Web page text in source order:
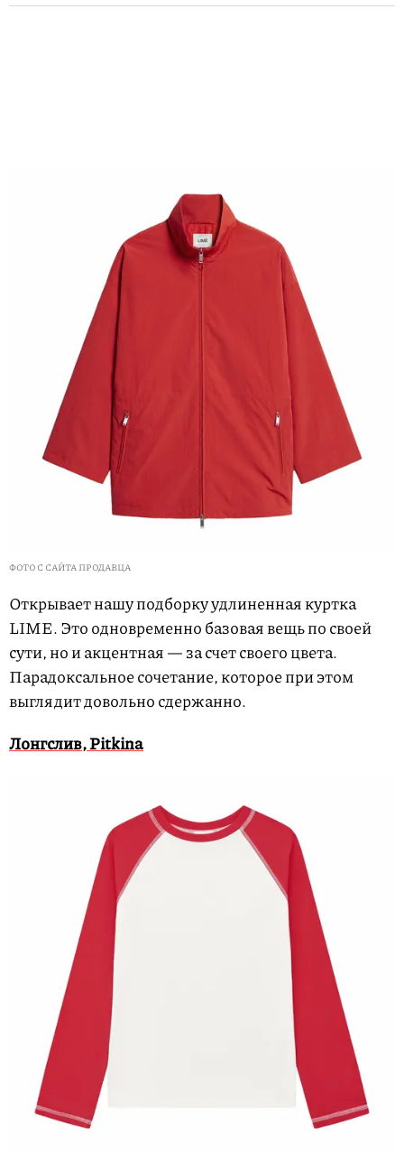
ФОТО С САЙТА ПРОДАВЦА
Открывает нашу подборку удлиненная куртка
LIME. Это одновременно базовая вещь по своей
сути, но и акцентная — за счет своего цвета.
Парадоксальное сочетание, которое при этом
выглядит довольно сдержанно.
Лонгслив, Pitkina